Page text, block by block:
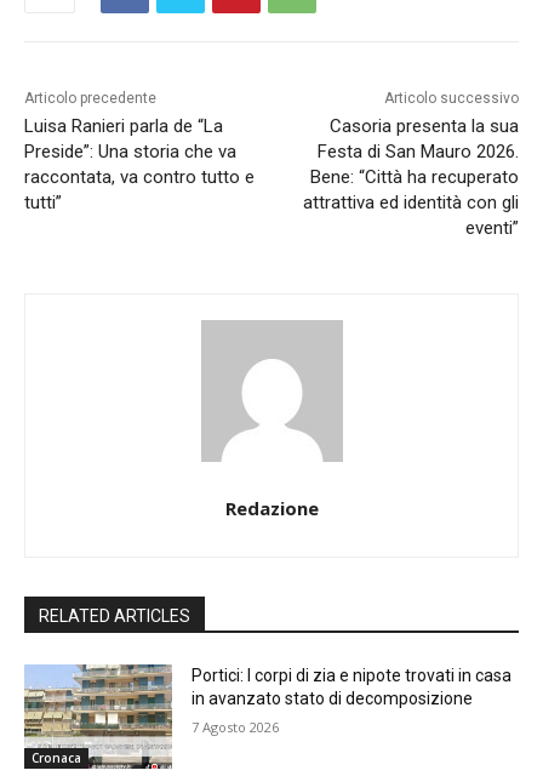
Articolo precedente
Luisa Ranieri parla de “La
Preside”: Una storia che va
raccontata, va contro tutto e
tutti”
Articolo successivo
Casoria presenta la sua
Festa di San Mauro 2026.
Bene: “Città ha recuperato
attrattiva ed identità con gli
eventi”
Redazione
RELATED ARTICLES
Cronaca
Portici: I corpi di zia e nipote trovati in casa
in avanzato stato di decomposizione
7 Agosto 2026